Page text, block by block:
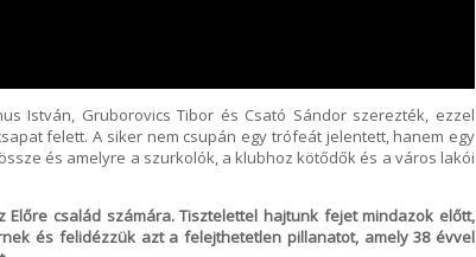
István, Gruborovics Tibor és Csató Sándor szerezték, ezzel
felett. A siker nem csupán egy trófeát jelentett, hanem egy
és amelyre a szurkolók, a klubhoz kötődők és a város lakói
család számára. Tisztelettel hajtunk fejet mindazok előtt,
és felidézzük azt a felejthetetlen pillanatot, amely 38 évvel